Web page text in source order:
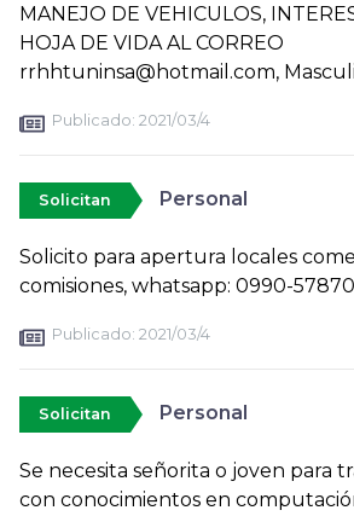
MANEJO DE VEHICULOS,
HOJA DE VIDA AL CORREO
rrhhtuninsa@hotmail.com,
Publicado: 2021/03/4
Solicitan Personal
Solicito para apertura locales
comisiones, whatsapp: 0990-
Publicado: 2021/03/4
Solicitan Personal
Se necesita señorita o joven para
con conocimientos en